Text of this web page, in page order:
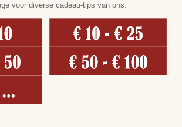
voor diverse cadeau-tips van ons.